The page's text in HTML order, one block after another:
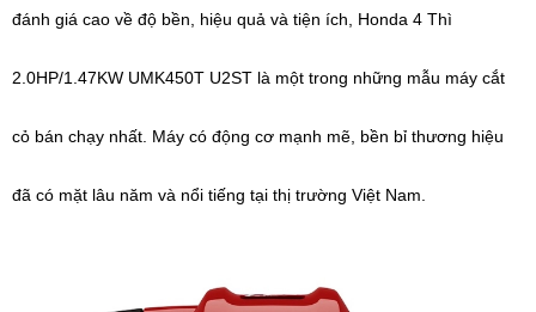
đánh giá cao về độ bền, hiệu quả và tiện ích, Honda 4 Thì
2.0HP/1.47KW UMK450T U2ST là một trong những mẫu máy cắt
cỏ bán chạy nhất. Máy có động cơ mạnh mẽ, bền bỉ thương hiệu
đã có mặt lâu năm và nổi tiếng tại thị trường Việt Nam.